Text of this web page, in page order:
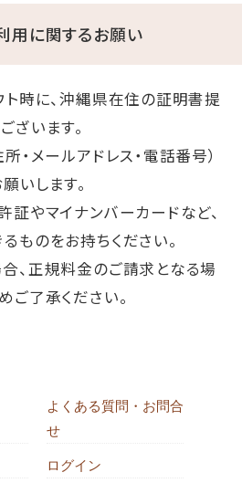
用に関するお願い
ト時に、沖縄県在住の証明書提
ざいます。
・メールアドレス・電話番号）
いします。
証やマイナンバーカードなど、
ものをお持ちください。
、正規料金のご請求となる場
ご了承ください。
よくある質問・お問合
せ
ログイン